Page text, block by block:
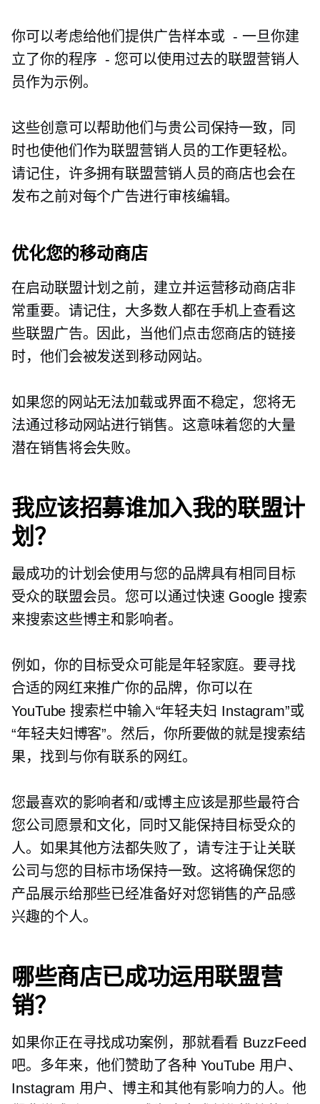
你可以考虑给他们提供广告样本或 -一旦你建
立了你的程序 -您可以使用过去的联盟营销人
员作为示例。
这些创意可以帮助他们与贵公司保持一致，同
时也使他们作为联盟营销人员的工作更轻松。
请记住，许多拥有联盟营销人员的商店也会在
发布之前对每个广告进行审核编辑。
优化您的移动商店
在启动联盟计划之前，建立并运营移动商店非
常重要。请记住，大多数人都在手机上查看这
些联盟广告。因此，当他们点击您商店的链接
时，他们会被发送到移动网站。
如果您的网站无法加载或界面不稳定，您将无
法通过移动网站进行销售。这意味着您的大量
潜在销售将会失败。
我应该招募谁加入我的联盟计
划？
最成功的计划会使用与您的品牌具有相同目标
受众的联盟会员。您可以通过快速 Google 搜索
来搜索这些博主和影响者。
例如，你的目标受众可能是年轻家庭。要寻找
合适的网红来推广你的品牌，你可以在
YouTube 搜索栏中输入“年轻夫妇 Instagram”或​​
“年轻夫妇博客”。然后，你所要做的就是搜索结
果，找到与你有联系的网红。
您最喜欢的影响者和/或博主应该是那些最符合
您公司愿景和文化，同时又能保持目标受众的
人。如果其他方法都失败了，请专注于让关联
公司与您的目标市场保持一致。这将确保您的
产品展示给那些已经准备好对您销售的产品感
兴趣的个人。
哪些商店已成功运用联盟营
销？
如果你正在寻找成功案例，那就看看 BuzzFeed
吧。多年来，他们赞助了各种 YouTube 用户、
Instagram 用户、博主和其他有影响力的人。他